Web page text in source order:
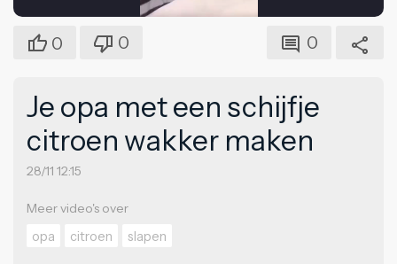
0 0 0
Je opa met een schijfje
citroen wakker maken
28/11 12:15
Meer video's over
opa
citroen slapen